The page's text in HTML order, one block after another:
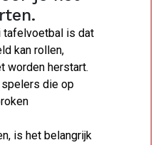
tafelvoetbal is dat
kan rollen,
worden herstart.
die op
is het belangrijk